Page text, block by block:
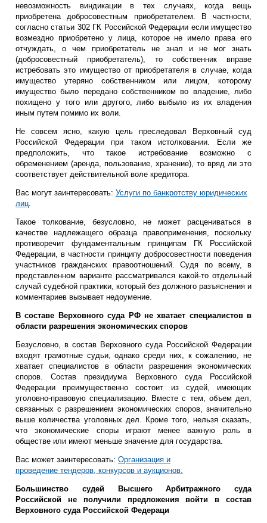
невозможность виндикации в тех случаях, когда вещь
приобретена добросовестным приобретателем. В частности,
согласно статьи 302 ГК Российской Федерации если имущество
возмездно приобретено у лица, которое не имело права его
отчуждать, о чем приобретатель не знал и не мог знать
(добросовестный приобретатель), то собственник вправе
истребовать это имущество от приобретателя в случае, когда
имущество утеряно собственником или лицом, которому
имущество было передано собственником во владение, либо
похищено у того или другого, либо выбыло из их владения
иным путем помимо их воли.
Не совсем ясно, какую цель преследовал Верховный суд
Российской Федерации при таком истолковании. Если же
предположить, что такое истребование возможно с
обременением (аренда, пользование, хранение), то вряд ли это
соответствует действительной воле кредитора.
Вас могут заинтересовать: Услуги по банкротству юридических
лиц
Такое толкование, безусловно, не может расцениваться в
качестве надлежащего образца правоприменения, поскольку
противоречит фундаментальным принципам ГК Российской
Федерации, в частности принципу добросовестности поведения
участников гражданских правоотношений. Судя по всему, в
представленном варианте рассматривался какой-то отдельный
случай судебной практики, который без должного разъяснения и
комментариев вызывает недоумение.
В составе Верховного суда РФ не хватает специалистов в
области разрешения экономических споров
Безусловно, в состав Верховного суда Российской Федерации
входят грамотные судьи, однако среди них, к сожалению, не
хватает специалистов в области разрешения экономических
споров. Состав президиума Верховного суда Российской
Федерации преимущественно состоит из судей, имеющих
уголовно-правовую специализацию. Вместе с тем, объем дел,
связанных с разрешением экономических споров, значительно
выше количества уголовных дел. Кроме того, нельзя сказать,
что экономические споры играют менее важную роль в
обществе или имеют меньше значение для государства.
Вас может заинтересовать: Организация и
проведение тендеров, конкурсов и аукционов.
Большинство судей Высшего Арбитражного суда
Российской не получили предложения войти в состав
Верховного суда Российской Федераци